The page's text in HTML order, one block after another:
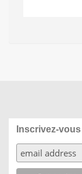
Inscrivez-